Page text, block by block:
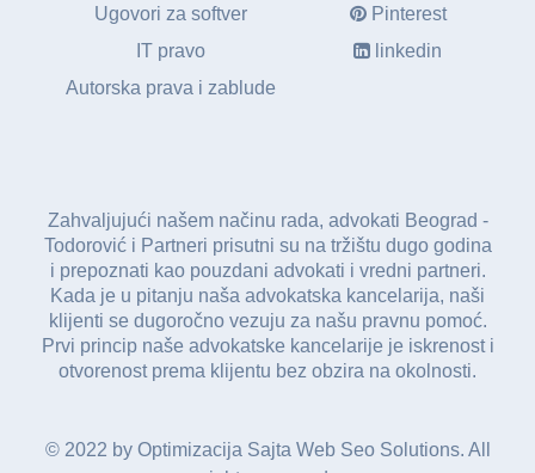
Ugovori za softver
IT pravo
Autorska prava i zablude
Pinterest
linkedin
Zahvaljujući našem načinu rada, advokati Beograd -
Todorović i Partneri prisutni su na tržištu dugo godina
i prepoznati kao pouzdani advokati i vredni partneri.
Kada je u pitanju naša advokatska kancelarija, naši
klijenti se dugoročno vezuju za našu pravnu pomoć.
Prvi princip naše advokatske kancelarije je iskrenost i
otvorenost prema klijentu bez obzira na okolnosti.
© 2022 by Optimizacija Sajta Web Seo Solutions. All